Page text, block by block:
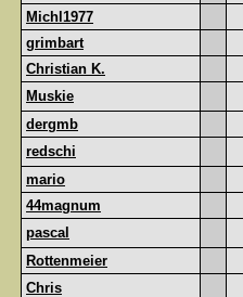
Michl1977
grimbart
Christian K.
Muskie
dergmb
redschi
mario
44magnum
pascal
Rottenmeier
Chris